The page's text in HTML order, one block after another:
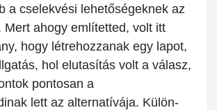
a cselekvési lehetőségeknek az
Mert ahogy említetted, volt itt
hogy létrehozzanak egy lapot,
hol elutasítás volt a válasz,
pontosan a
lett az alternatívája. Külön-